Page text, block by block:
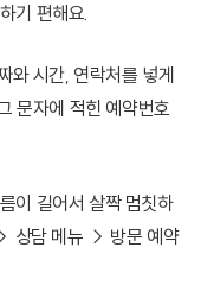
기 편해요.
와 시간, 연락처를 넣게
문자에 적힌 예약번호
이 길어서 살짝 멈칫하
상담 메뉴 → 방문 예약